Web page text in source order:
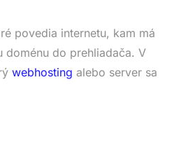
povedia internetu, kam má
doménu do prehliadača. V
webhosting alebo server sa